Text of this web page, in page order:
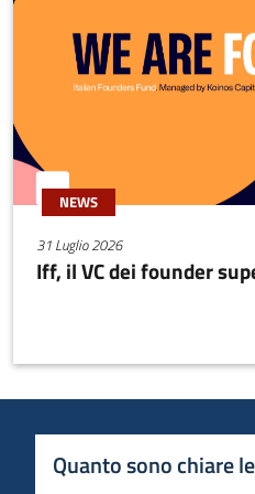
NEWS
31 Luglio 2026
Iff, il VC dei founder
Quanto sono chiare